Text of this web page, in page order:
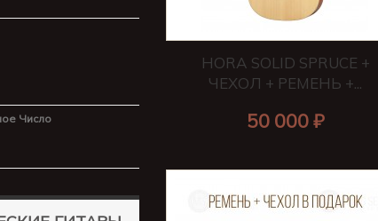
Число
HORA SOLID SPRUCE +
ЧЕХОЛ + РЕМЕНЬ +...
50 000 ₽